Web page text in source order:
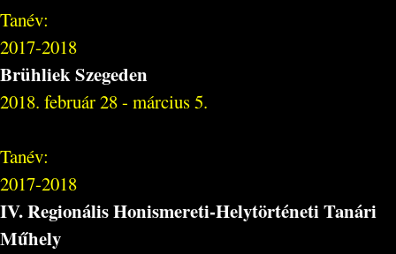
Tanév:
2017-2018
Brühliek Szegeden
2018. február 28 - március 5.
Tanév:
2017-2018
IV. Regionális Honismereti-Helytörténeti Tanári
Műhely